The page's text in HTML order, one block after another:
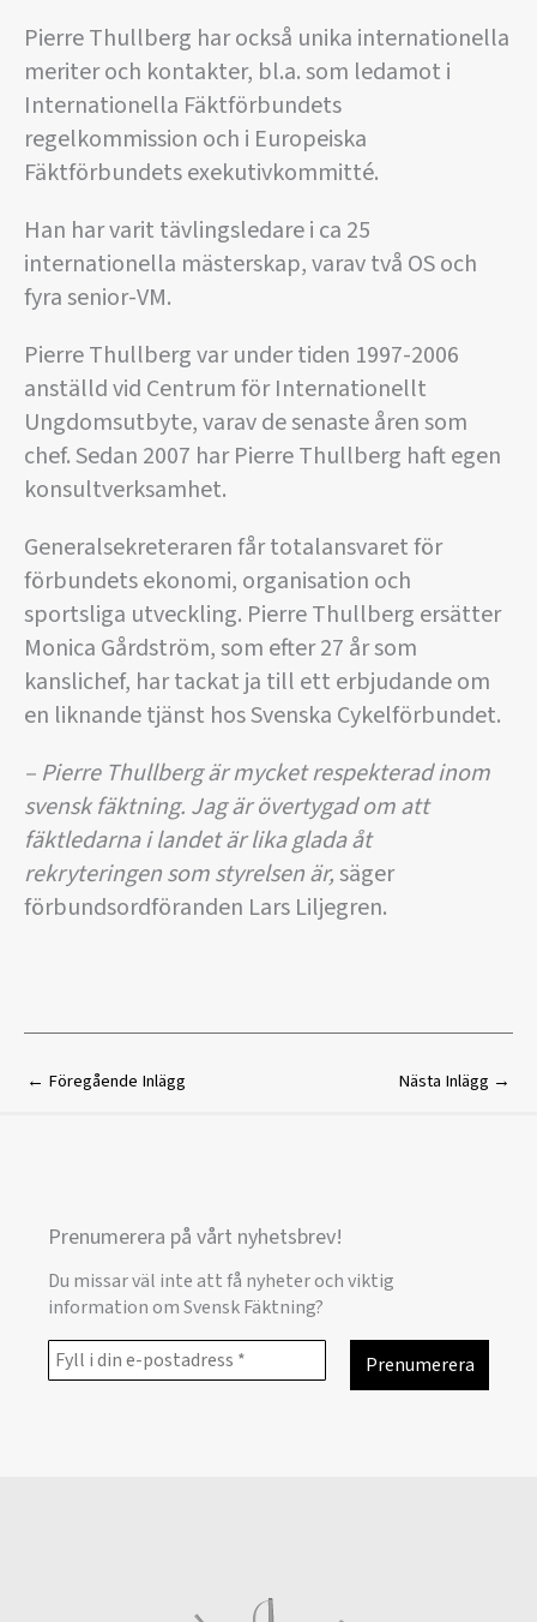
Pierre Thullberg har också unika internationella
meriter och kontakter, bl.a. som ledamot i
Internationella Fäktförbundets
regelkommission och i Europeiska
Fäktförbundets exekutivkommitté.
Han har varit tävlingsledare i ca 25
internationella mästerskap, varav två OS och
fyra senior-VM.
Pierre Thullberg var under tiden 1997-2006
anställd vid Centrum för Internationellt
Ungdomsutbyte, varav de senaste åren som
chef. Sedan 2007 har Pierre Thullberg haft egen
konsultverksamhet.
Generalsekreteraren får totalansvaret för
förbundets ekonomi, organisation och
sportsliga utveckling. Pierre Thullberg ersätter
Monica Gårdström, som efter 27 år som
kanslichef, har tackat ja till ett erbjudande om
en liknande tjänst hos Svenska Cykelförbundet.
– Pierre Thullberg är mycket respekterad inom
svensk fäktning. Jag är övertygad om att
fäktledarna i landet är lika glada åt
rekryteringen som styrelsen är,säger
förbundsordföranden Lars Liljegren.
← Föregående Inlägg Nästa Inlägg →
Prenumerera på vårt nyhetsbrev!
Du missar väl inte att få nyheter och viktig
information om Svensk Fäktning?